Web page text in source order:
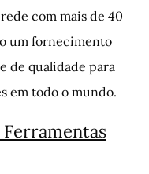
com mais de 40
um fornecimento
de qualidade para
em todo o mundo.
Ferramentas